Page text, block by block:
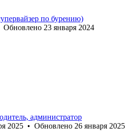
по бурению)
Обновлено 23 января 2024
администратор
2025 • Обновлено 26 января 2025